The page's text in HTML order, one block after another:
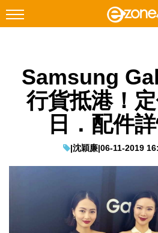
Facebook Instagram
科技焦點
教學評測
Samsung
行貨抵港！
日．配件
|沈穎廉|06-11-2019